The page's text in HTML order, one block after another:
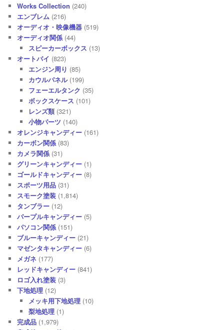
Works Collection (240)
エンブレム (216)
オーディオ・映像機器 (519)
オーディオ関係 (44)
スピーカーボックス (13)
オートバイ (823)
エンジン周り (85)
カウルパネル(199)
フェーエルタンク (35)
ボックスケース (101)
レンズ類(321)
小物パーツ (140)
オレンジキャンディー (161)
カーボン関係 (83)
カメラ関係 (31)
グリーンキャンディー (1)
ゴールドキャンディー (8)
スポーツ用品 (31)
スモーク塗装 (1,814)
タンブラー (12)
パープルキャンディー (5)
パソコン関係 (151)
ブルーキャンディー (21)
マゼンタキャンディー (6)
メガネ (177)
レッドキャンディー (841)
ロゴ入れ塗装 (3)
下地処理 (12)
メッキ用下地処理(10)
梨地処理(1)
完成品 (1,979)